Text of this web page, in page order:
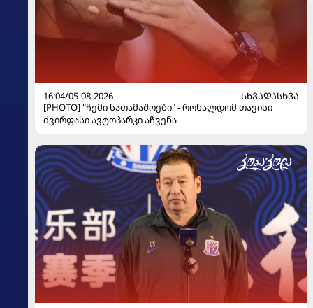
16:04/05-08-2026
ᲡᲮᲕᲐᲓᲐᲡᲮᲕᲐ
[PHOTO] "ჩემი სათამაშოები" - რონალდომ თავისი
ძვირფასი ავტოპარკი აჩვენა